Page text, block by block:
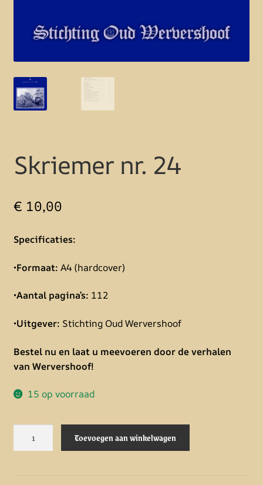
Skriemer nr. 24
€ 10,00
Specificaties:
•Formaat: A4 (hardcover)
•Aantal pagina’s: 112
•Uitgever: Stichting Oud Wervershoof
Bestel nu en laat u meevoeren door de verhalen
van Wervershoof!
15 op voorraad
Toevoegen aan winkelwagen